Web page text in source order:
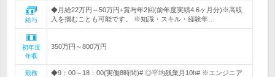
給与
◆月給22万円～50万円+賞与年2回(前年度実績4.6ヶ月分)※高収
入を掴むことも可能です。 ※知識・スキル・経験年…
初年度
年収
350万円～800万円
勤務
◆9：00～18：00(実働8時間)# ◎平均残業月10h# ※エンジニア